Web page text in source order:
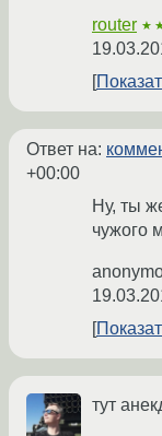
router
Ответ на:
+00:00
Ну, ты
чужого
тут